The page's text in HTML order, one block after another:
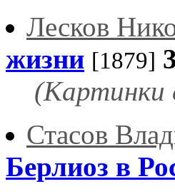
Лесков
жизни [1879]
(Картинки
Стасов
Берлиоз в